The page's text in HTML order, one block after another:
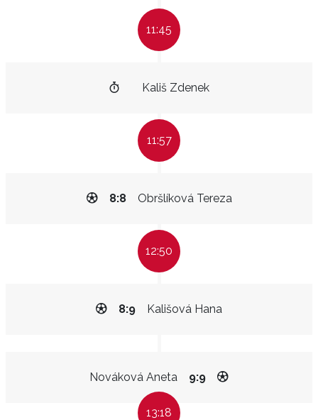
11:45
Kališ Zdenek
11:57
Obršlíková Tereza
8:8
12:50
Kališová Hana
8:9
Nováková Aneta 9:9
13:18